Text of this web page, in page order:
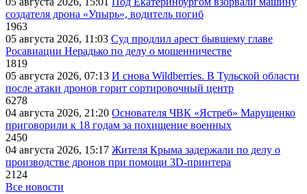
создателя дрона «Упырь», водитель погиб
1963
05 августа 2026, 11:03 Суд продлил арест бывшему главе
Росавиации Нерадько по делу о мошенничестве
1819
05 августа 2026, 07:13 И снова Wildberries. В Тульской области
после атаки дронов горит сортировочный центр
6278
04 августа 2026, 21:20 Основателя ЧВК «Ястреб» Марущенко
приговорили к 18 годам за похищение военных
2450
04 августа 2026, 15:17 Жителя Крыма задержали по делу о
производстве дронов при помощи 3D‑принтера
2124
Все новости